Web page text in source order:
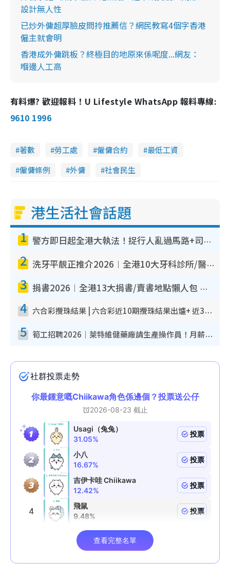
設計無人性
已炒外傭超厚臉皮問拎推薦信？網民教寫4個字香港
僱主就會明
香港成外傭跳板？終極目的地原來係呢度...網友：
嗰邊人工高
有料爆? 歡迎報料！U Lifestyle WhatsApp 報料專線:
9610 1996
著數 勞工處 僱傭合約
最低工資
僱傭條例
外傭 社會民生
港生活社會話題
1 警方即日起全港大執法！捉行人亂過馬路+司機不專注駕駛！亂過馬路罰$2000
2 洗牙平靚正推介2026︱全港10大牙科診所/醫院懶人包 夜診至8點/鎮靜潔牙/醫療券適用
3 捐書2026︱全港13大捐書/賣書地點懶人包 二手課本最高$150＋舊書換免費咖啡/戲票
4 六合彩攪珠結果 | 六合彩近10期攪珠結果出爐+ 近30期最旺熱門中獎號碼
5 筍工招聘2026｜萊特維健藥廠請生產操作員！月薪高達$1.7萬 冷氣廠房/五天工作/保證雙糧